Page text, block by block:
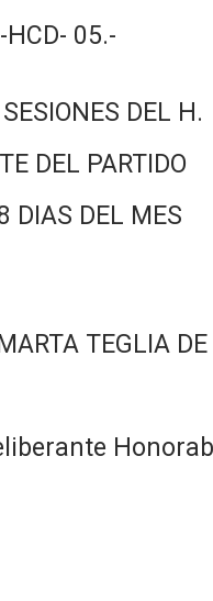
HCD- 05.-
DEL H.
DEL PARTIDO
DIAS DEL MES
TEGLIA DE